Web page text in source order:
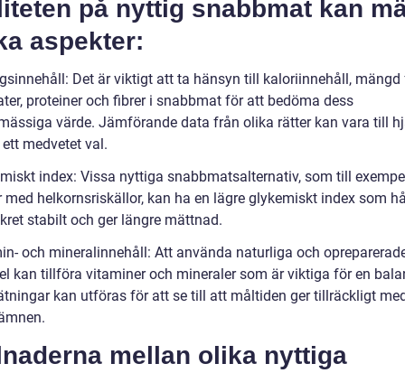
på nyttig snabbmat kan
aspekter:
Det är viktigt att ta hänsyn till kaloriinnehåll, mängd
proteiner och fibrer i snabbmat för att bedöma dess
värde. Jämförande data från olika rätter kan vara till
medvetet val.
index: Vissa nyttiga snabbmatsalternativ, som till
med helkornsriskällor, kan ha en lägre glykemiskt index som
stabilt och ger längre mättnad.
och mineralinnehåll: Att använda naturliga och
kan tillföra vitaminer och mineraler som är viktiga för en
kan utföras för att se till att måltiden ger tillräckligt
mellan olika nyttiga